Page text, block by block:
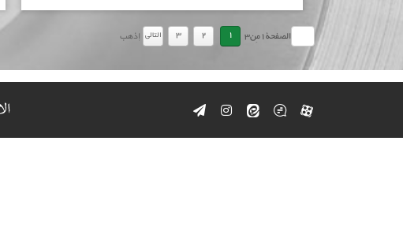
الصفحة1 مِن3
1
2
3 التالي إذهب